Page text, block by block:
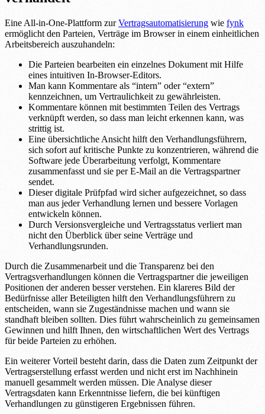
Eine All-in-One-Plattform zurVertragsautomatisierung wie fynk
ermöglicht den Parteien, Verträge im Browser in einem einheitlichen
Arbeitsbereich auszuhandeln:
Die Parteien bearbeiten ein einzelnes Dokument mit Hilfe
eines intuitiven In-Browser-Editors.
Man kann Kommentare als “intern” oder “extern”
kennzeichnen, um Vertraulichkeit zu gewährleisten.
Kommentare können mit bestimmten Teilen des Vertrags
verknüpft werden, so dass man leicht erkennen kann, was
strittig ist.
Eine übersichtliche Ansicht hilft den Verhandlungsführern,
sich sofort auf kritische Punkte zu konzentrieren, während die
Software jede Überarbeitung verfolgt, Kommentare
zusammenfasst und sie per E-Mail an die Vertragspartner
sendet.
Dieser digitale Prüfpfad wird sicher aufgezeichnet, so dass
man aus jeder Verhandlung lernen und bessere Vorlagen
entwickeln können.
Durch Versionsvergleiche und Vertragsstatus verliert man
nicht den Überblick über seine Verträge und
Verhandlungsrunden.
Durch die Zusammenarbeit und die Transparenz bei den
Vertragsverhandlungen können die Vertragspartner die jeweiligen
Positionen der anderen besser verstehen. Ein klareres Bild der
Bedürfnisse aller Beteiligten hilft den Verhandlungsführern zu
entscheiden, wann sie Zugeständnisse machen und wann sie
standhaft bleiben sollten. Dies führt wahrscheinlich zu gemeinsamen
Gewinnen und hilft Ihnen, den wirtschaftlichen Wert des Vertrags
für beide Parteien zu erhöhen.
Ein weiterer Vorteil besteht darin, dass die Daten zum Zeitpunkt der
Vertragserstellung erfasst werden und nicht erst im Nachhinein
manuell gesammelt werden müssen. Die Analyse dieser
Vertragsdaten kann Erkenntnisse liefern, die bei künftigen
Verhandlungen zu günstigeren Ergebnissen führen.